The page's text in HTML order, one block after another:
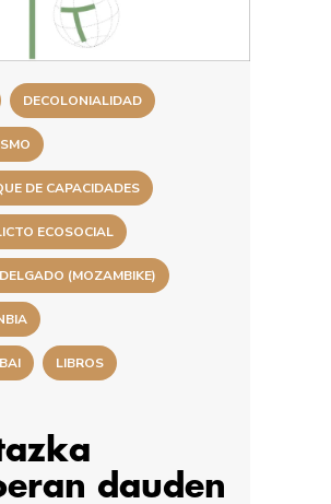
DECOLONIALIDAD
DE CAPACIDADES
ECOSOCIAL
(MOZAMBIKE)
LIBROS
dauden